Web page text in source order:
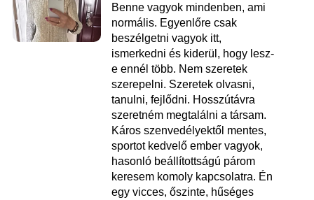
Benne vagyok mindenben, ami
normális. Egyenlőre csak
beszélgetni vagyok itt,
ismerkedni és kiderül, hogy lesz-
e ennél több. Nem szeretek
szerepelni. Szeretek olvasni,
tanulni, fejlődni. Hosszútávra
szeretném megtalálni a társam.
Káros szenvedélyektől mentes,
sportot kedvelő ember vagyok,
hasonló beállítottságú párom
keresem komoly kapcsolatra. Én
egy vicces, őszinte, hűséges